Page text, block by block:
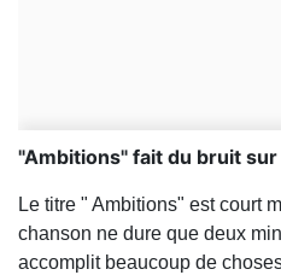
"Ambitions" fait du bruit sur
Le titre " Ambitions" est court
chanson ne dure que deux
accomplit beaucoup de